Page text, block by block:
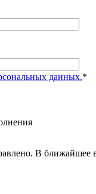
данных.*
В ближайшее